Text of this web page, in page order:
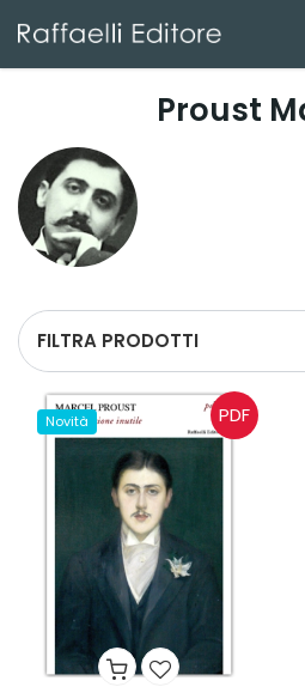
Proust
FILTRA PRODOTTI
Novità PDF